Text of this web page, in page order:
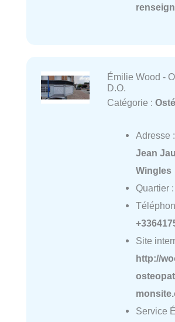
Émilie Wood -
D.O.
Catégorie :
Adresse :
Jean
Wingles
Quartier :
Site
http://
Service